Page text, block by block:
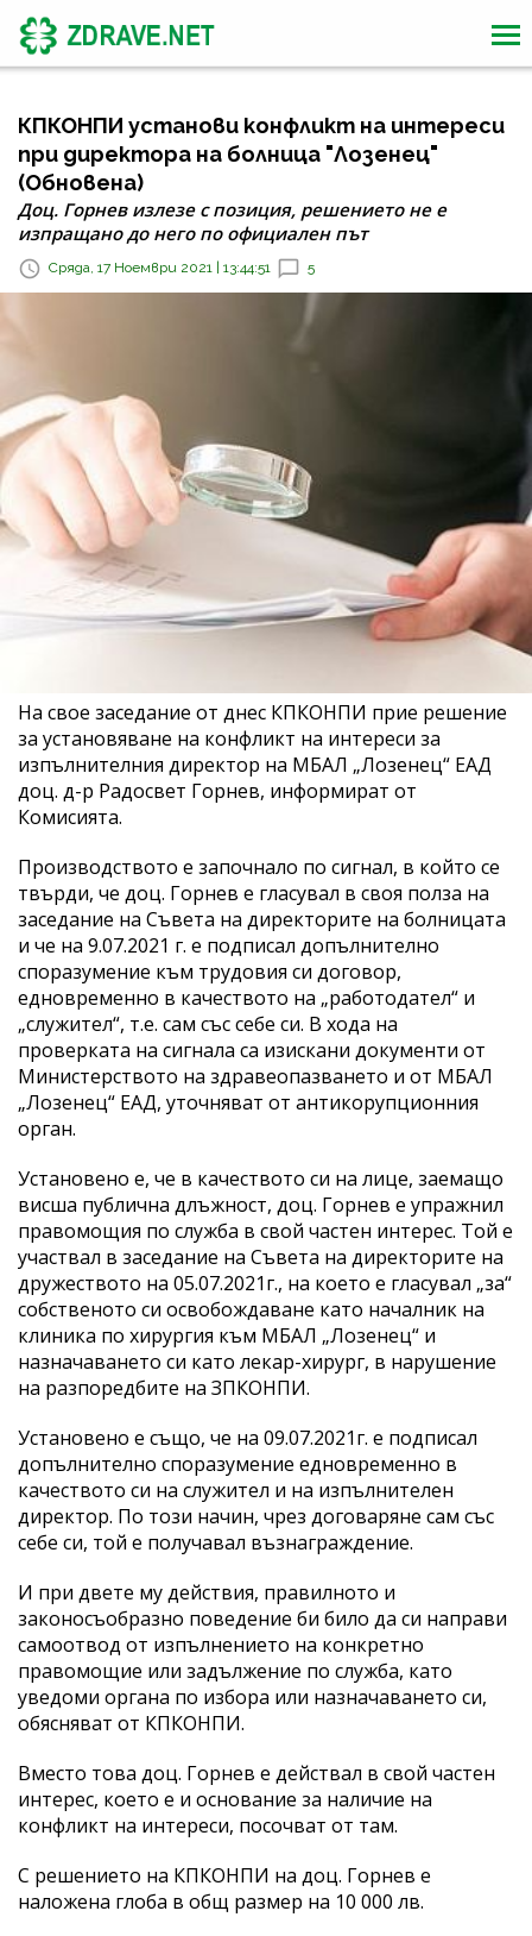
КПКОНПИ установи конфликт на интереси
при директора на болница "Лозенец"
(Обновена)
Доц. Горнев излезе с позиция, решението не е
изпращано до него по официален път
Сряда, 17 Ноември 2021 | 13:44:51 5
На свое заседание от днес КПКОНПИ прие решение
за установяване на конфликт на интереси за
изпълнителния директор на МБАЛ „Лозенец“ ЕАД
доц. д-р Радосвет Горнев, информират от
Комисията.
Производството е започнало по сигнал, в който се
твърди, че доц. Горнев е гласувал в своя полза на
заседание на Съвета на директорите на болницата
и че на 9.07.2021 г. е подписал допълнително
споразумение към трудовия си договор,
едновременно в качеството на „работодател“ и
„служител“, т.е. сам със себе си. В хода на
проверката на сигнала са изискани документи от
Министерството на здравеопазването и от МБАЛ
„Лозенец“ ЕАД, уточняват от антикорупционния
орган.
Установено е, че в качеството си на лице, заемащо
висша публична длъжност, доц. Горнев е упражнил
правомощия по служба в свой частен интерес. Той е
участвал в заседание на Съвета на директорите на
дружеството на 05.07.2021г., на което е гласувал „за“
собственото си освобождаване като началник на
клиника по хирургия към МБАЛ „Лозенец“ и
назначаването си като лекар-хирург, в нарушение
на разпоредбите на ЗПКОНПИ.
Установено е също, че на 09.07.2021г. е подписал
допълнително споразумение едновременно в
качеството си на служител и на изпълнителен
директор. По този начин, чрез договаряне сам със
себе си, той е получавал възнаграждение.
И при двете му действия, правилното и
законосъобразно поведение би било да си направи
самоотвод от изпълнението на конкретно
правомощие или задължение по служба, като
уведоми органа по избора или назначаването си,
обясняват от КПКОНПИ.
Вместо това доц. Горнев е действал в свой частен
интерес, което е и основание за наличие на
конфликт на интереси, посочват от там.
С решението на КПКОНПИ на доц. Горнев е
наложена глоба в общ размер на 10 000 лв.